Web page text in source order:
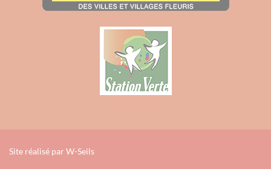
Site réalisé par W-Seils